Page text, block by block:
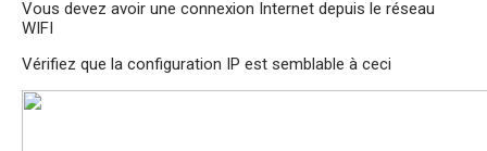
Vous devez avoir une connexion Internet depuis le réseau
WIFI
Vérifiez que la configuration IP est semblable à ceci